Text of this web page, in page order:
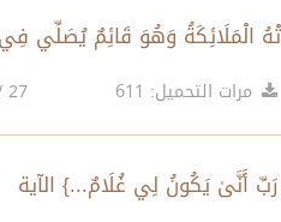
مرات التحميل: 611 27 / ذو الحجة / 1437